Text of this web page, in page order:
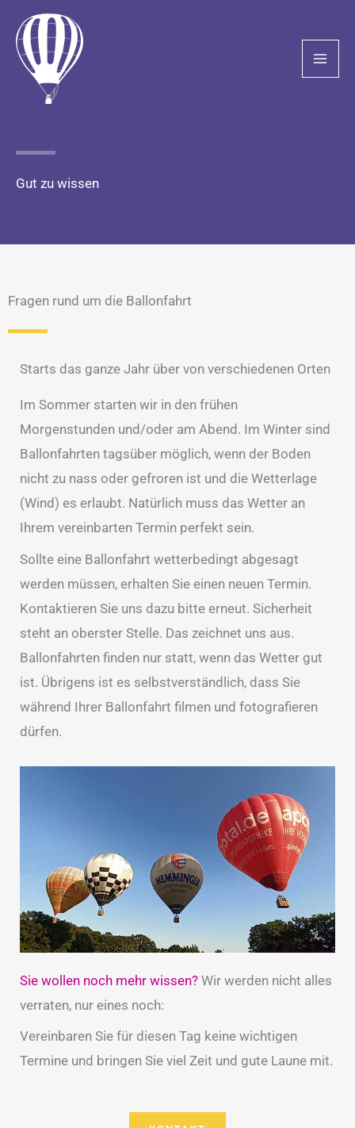
Inhalt
springen
Gut zu wissen
Fragen rund um die Ballonfahrt
Starts das ganze Jahr über von verschiedenen Orten
Im Sommer starten wir in den frühen
Morgenstunden und/oder am Abend. Im Winter sind
Ballonfahrten tagsüber möglich, wenn der Boden
nicht zu nass oder gefroren ist und die Wetterlage
(Wind) es erlaubt. Natürlich muss das Wetter an
Ihrem vereinbarten Termin perfekt sein.
Sollte eine Ballonfahrt wetterbedingt abgesagt
werden müssen, erhalten Sie einen neuen Termin.
Kontaktieren Sie uns dazu bitte erneut. Sicherheit
steht an oberster Stelle. Das zeichnet uns aus.
Ballonfahrten finden nur statt, wenn das Wetter gut
ist. Übrigens ist es selbstverständlich, dass Sie
während Ihrer Ballonfahrt filmen und fotografieren
dürfen.
Sie wollen noch mehr wissen? Wir werden nicht alles
verraten, nur eines noch:
Vereinbaren Sie für diesen Tag keine wichtigen
Termine und bringen Sie viel Zeit und gute Laune mit.